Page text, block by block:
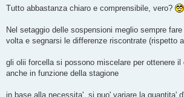
s
g
i
Tutto abbastanza chiaro e comprensibile, vero?
Nel setaggio delle sospensioni meglio sempre
volta e segnarsi le differenze riscontrate (rispetto
gli olii forcella si possono miscelare per ottenere il
anche in funzione della stagione
in base alla necessita', si puo' variare la quantita'